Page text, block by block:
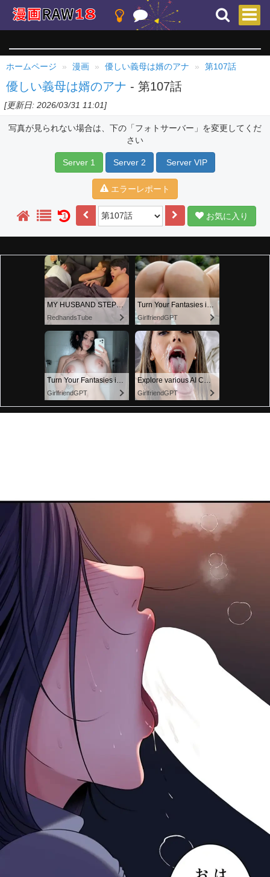
ホームページ 漫画 優しい義母は婿のアナ 第107話
優しい義母は婿のアナ - 第107話
[更新日: 2026/03/31 11:01]
写真が見られない場合は、下の「フォトサーバー」を変更してくだ
さい
Server 1 Server 2 Server VIP
エラーレポート
1 お気に入り